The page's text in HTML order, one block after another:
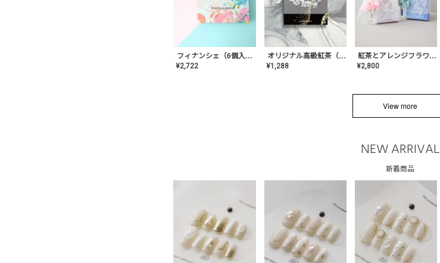
フィナンシェ（6個入り）
¥2,722
オリジナル高級紅茶（TIME/タイム）【ギフト/プチギフト/プレゼント/内祝い/結婚式/オリジナル配合/高品質/ハーブティー/茶葉/記念日/お返し/手土産/美容/おしゃれ】
¥1,288
紅茶とアレンジフラワーのセット
¥2,800
View more
NEW ARRIVAL
新着商品